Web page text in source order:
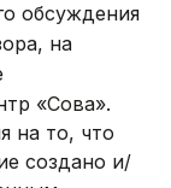
обсуждения
на
«Сова».
на то, что
создано и/